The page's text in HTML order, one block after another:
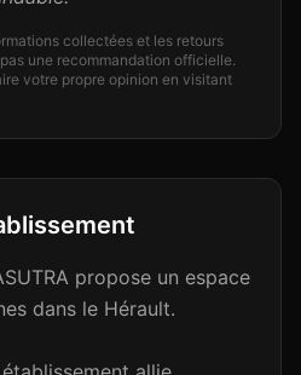
collectées et les retours
une recommandation officielle.
votre propre opinion en visitant
propose un espace
dans le Hérault.